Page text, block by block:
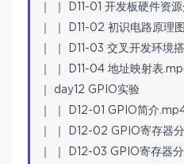
｜ ｜ D11-01 开发板硬件资
｜ ｜ D11-02 初识电路原理
｜ ｜ D11-03 交叉开发环境
｜ ｜ D11-04 地址映射表
｜ day12 GPIO实验
｜ ｜ D12-01 GPIO简介
｜ ｜ D12-02 GPIO寄存器
｜ ｜ D12-03 GPIO寄存器